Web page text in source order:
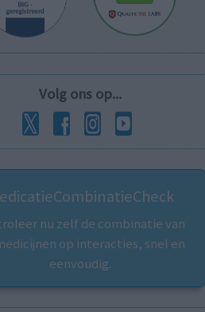
Volg ons op...
nu zelf de combinatie van
op interacties, snel en
eenvoudig.